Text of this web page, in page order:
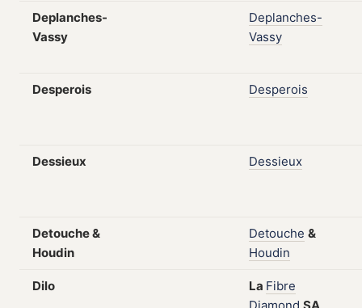
Deplanches-
Vassy
Deplanches-
Vassy
Desperois Desperois
Dessieux Dessieux
Detouche &
Houdin
Detouche &
Houdin
Dilo La Fibre